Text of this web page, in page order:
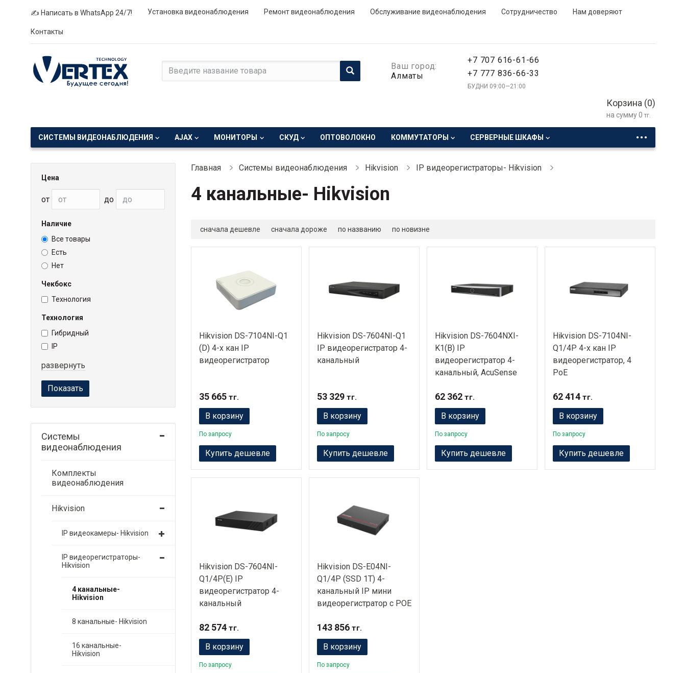
✍ Написать в WhatsApp 24/7! Установка видеонаблюдения Ремонт видеонаблюдения Обслуживание видеонаблюдения Сотрудничество Нам доверяют
Контакты
Ваш город:
Алматы
+7 707 616-61-66
+7 777 836-66-33
БУДНИ 09:00—21:00
Корзина (0)
на сумму0 тг.
СИСТЕМЫ ВИДЕОНАБЛЮДЕНИЯ AJAX МОНИТОРЫ СКУД ОПТОВОЛОКНО КОММУТАТОРЫ СЕРВЕРНЫЕ ШКАФЫ ...
Цена
от до
Наличие
Все товары
Есть
Нет
Чекбокс
Технология
Технология
Гибридный
IP
развернуть
Показать
Системы
видеонаблюдения
Комплекты
видеонаблюдения
Hikvision
IP видеокамеры- Hikvision
IP видеорегистраторы-
Hikvision
4 канальные-
Hikvision
8 канальные- Hikvision
16 канальные-
Hikvision
Главная Системы видеонаблюдения Hikvision IP видеорегистраторы- Hikvision
4 канальные- Hikvision
сначала дешевле сначала дороже по названию по новизне
Hikvision DS-7104NI-Q1
(D) 4-х кан IP
видеорегистратор
35 665тг.
В корзину
По запросу
Купить дешевле
Hikvision DS-7604NI-Q1
IP видеорегистратор 4-
канальный
53 329тг.
В корзину
По запросу
Купить дешевле
Hikvision DS-7604NXI-
K1(B) IP
видеорегистратор 4-
канальный, AcuSense
62 362тг.
В корзину
По запросу
Купить дешевле
Hikvision DS-7104NI-
Q1/4P 4-х кан IP
видеорегистратор, 4
PoE
62 414тг.
В корзину
По запросу
Купить дешевле
Hikvision DS-7604NI-
Q1/4P(E) IP
видеорегистратор 4-
канальный
82 574тг.
В корзину
По запросу
Hikvision DS-E04NI-
Q1/4P (SSD 1T) 4-
канальный IP мини
видеорегистратор с POE
143 856тг.
В корзину
По запросу